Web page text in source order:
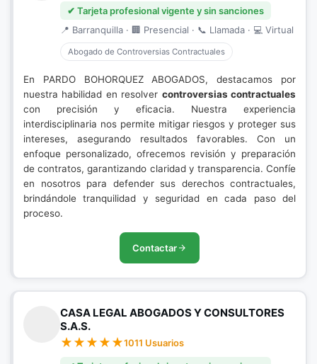
✔ Tarjeta profesional vigente y sin sanciones
📍 Barranquilla · 🏢 Presencial · 📞 Llamada · 💻 Virtual
Abogado de Controversias Contractuales
En PARDO BOHORQUEZ ABOGADOS, destacamos por
nuestra habilidad en resolver controversias contractuales
con precisión y eficacia. Nuestra experiencia
interdisciplinaria nos permite mitigar riesgos y proteger sus
intereses, asegurando resultados favorables. Con un
enfoque personalizado, ofrecemos revisión y preparación
de contratos, garantizando claridad y transparencia. Confíe
en nosotros para defender sus derechos contractuales,
brindándole tranquilidad y seguridad en cada paso del
proceso.
Contactar
CASA LEGAL ABOGADOS Y CONSULTORES
S.A.S.
1011 Usuarios